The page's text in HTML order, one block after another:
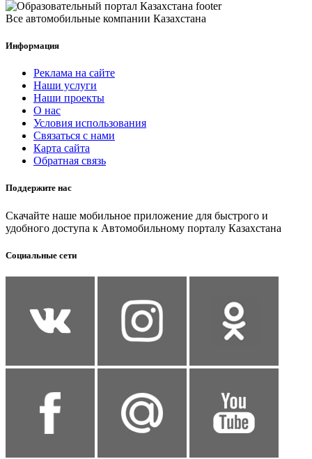
Все автомобильные компании Казахстана
Информация
Реклама на сайте
Наши услуги
Наши проекты
О нас
Условия использования
Связаться с нами
Карта сайта
Обратная связь
Поддержите нас
Скачайте наше мобильное приложение для быстрого и
удобного доступа к Автомобильному порталу Казахстана
Социальные сети